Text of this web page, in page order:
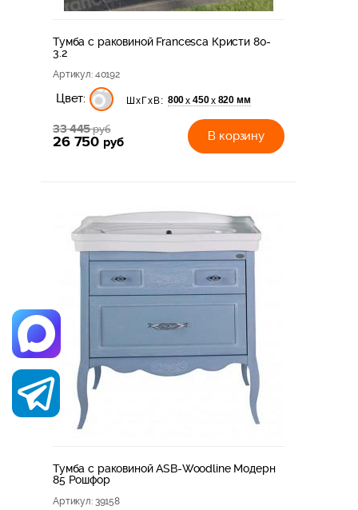
Тумба с раковиной Francesca Кристи 80-
3.2
Артикул: 40192
Цвет: ШхГхВ: 800х 450х 820 мм
33 445руб
26 750 руб В корзину
Тумба с раковиной ASB-Woodline Модерн
85 Рошфор
Артикул: 39158